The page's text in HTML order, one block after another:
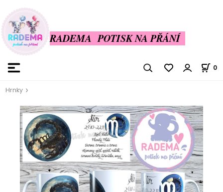
RADEMA POTISK NA PŘÁNÍ
0
Hrnky